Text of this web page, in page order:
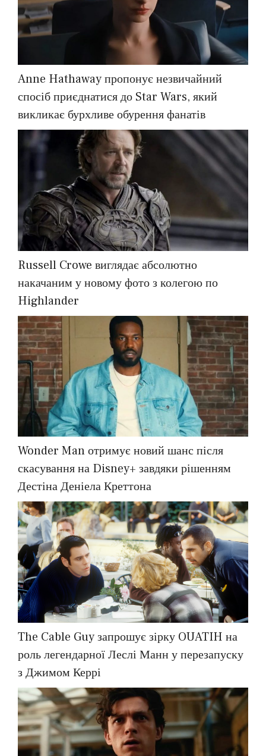
Anne Hathaway пропонує незвичайний
спосіб приєднатися до Star Wars, який
викликає бурхливе обурення фанатів
Russell Crowe виглядає абсолютно
накачаним у новому фото з колегою по
Highlander
Wonder Man отримує новий шанс після
скасування на Disney+ завдяки рішенням
Дестіна Деніела Креттона
The Cable Guy запрошує зірку OUATIH на
роль легендарної Леслі Манн у перезапуску
з Джимом Керрі